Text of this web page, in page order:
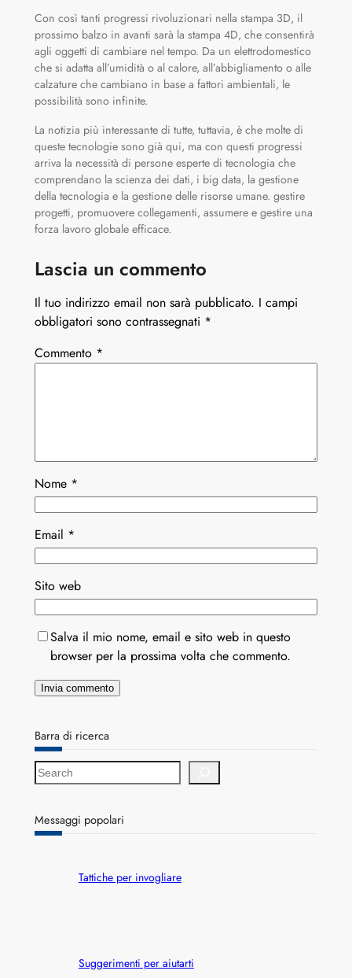
Con così tanti progressi rivoluzionari nella stampa 3D, il
prossimo balzo in avanti sarà la stampa 4D, che consentirà
agli oggetti di cambiare nel tempo. Da un elettrodomestico
che si adatta all’umidità o al calore, all’abbigliamento o alle
calzature che cambiano in base a fattori ambientali, le
possibilità sono infinite.
La notizia più interessante di tutte, tuttavia, è che molte di
queste tecnologie sono già qui, ma con questi progressi
arriva la necessità di persone esperte di tecnologia che
comprendano la scienza dei dati, i big data, la gestione
della tecnologia e la gestione delle risorse umane. gestire
progetti, promuovere collegamenti, assumere e gestire una
forza lavoro globale efficace.
Lascia un commento
Il tuo indirizzo email non sarà pubblicato. I campi
obbligatori sono contrassegnati *
Commento *
Nome *
Email *
Sito web
Salva il mio nome, email e sito web in questo
browser per la prossima volta che commento.
Barra di ricerca
S
e
r
c
Messaggi popolari
Tattiche per invogliare
Suggerimenti per aiutarti